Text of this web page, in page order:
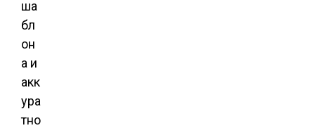
ша
бл
он
а и
акк
ура
тно